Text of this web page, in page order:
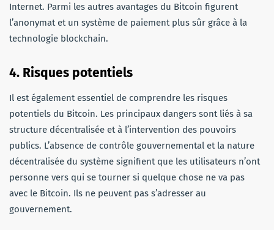
Internet. Parmi les autres avantages du Bitcoin figurent
l’anonymat et un système de paiement plus sûr grâce à la
technologie blockchain.
4. Risques potentiels
Il est également essentiel de comprendre les risques
potentiels du Bitcoin. Les principaux dangers sont liés à sa
structure décentralisée et à l’intervention des pouvoirs
publics. L’absence de contrôle gouvernemental et la nature
décentralisée du système signifient que les utilisateurs n’ont
personne vers qui se tourner si quelque chose ne va pas
avec le Bitcoin. Ils ne peuvent pas s’adresser au
gouvernement.